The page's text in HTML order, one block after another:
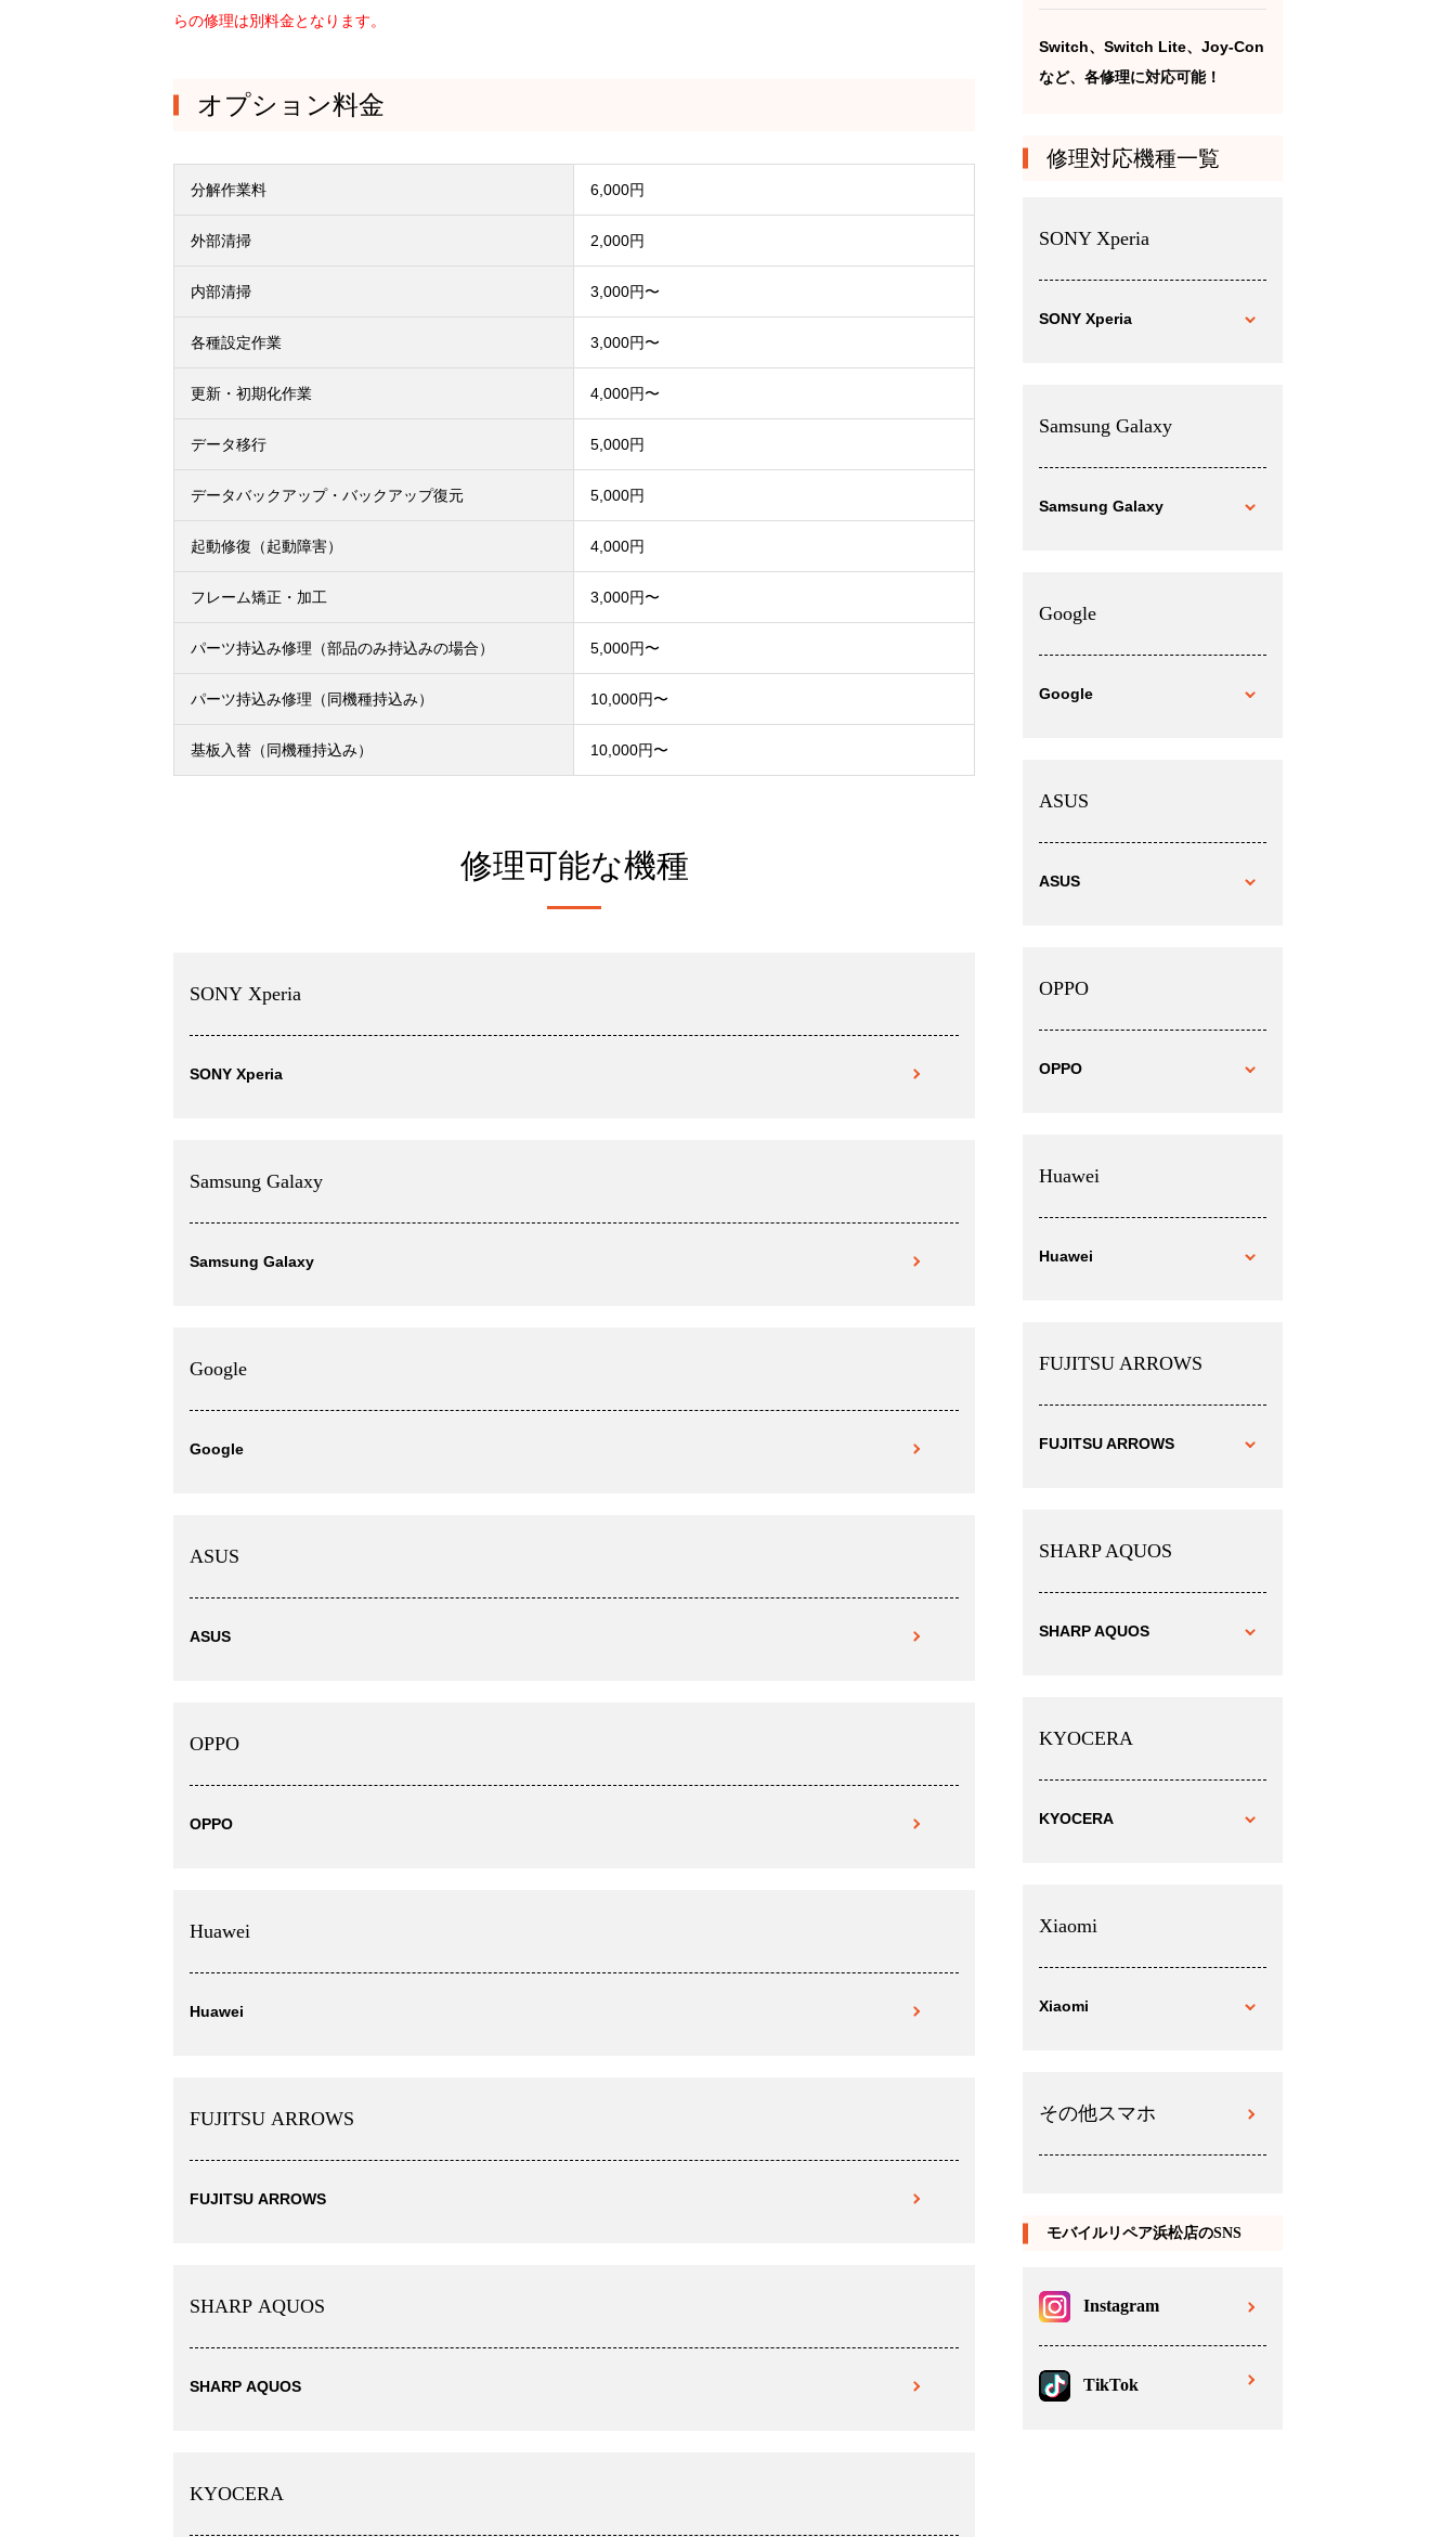
らの修理は別料金となります。
オプション料金
分解作業料 6,000円
外部清掃 2,000円
内部清掃 3,000円〜
各種設定作業 3,000円〜
更新・初期化作業 4,000円〜
データ移行 5,000円
データバックアップ・バックアップ復元 5,000円
起動修復（起動障害） 4,000円
フレーム矯正・加工 3,000円〜
パーツ持込み修理（部品のみ持込みの場合） 5,000円〜
パーツ持込み修理（同機種持込み） 10,000円〜
基板入替（同機種持込み） 10,000円〜
修理可能な機種
SONY Xperia
SONY Xperia
Samsung Galaxy
Samsung Galaxy
Google
Google
ASUS
ASUS
OPPO
OPPO
Huawei
Huawei
FUJITSU ARROWS
FUJITSU ARROWS
SHARP AQUOS
SHARP AQUOS
KYOCERA
Switch、Switch Lite、Joy-Con
など、各修理に対応可能！
修理対応機種一覧
SONY Xperia
SONY Xperia
Samsung Galaxy
Samsung Galaxy
Google
Google
ASUS
ASUS
OPPO
OPPO
Huawei
Huawei
FUJITSU ARROWS
FUJITSU ARROWS
SHARP AQUOS
SHARP AQUOS
KYOCERA
KYOCERA
Xiaomi
Xiaomi
その他スマホ
モバイルリペア浜松店のSNS
Instagram
TikTok